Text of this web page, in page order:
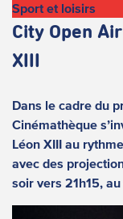
Sport et loisirs
City Open
XIII
Dans le cadre du
Cinémathèque
Léon XIII au
avec des
soir vers 21h15,